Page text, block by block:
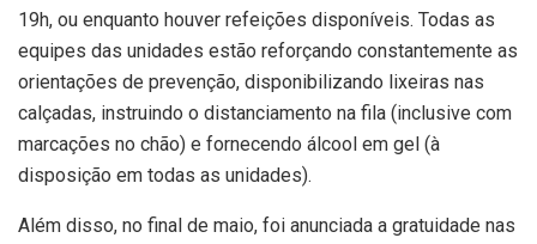
19h, ou enquanto houver refeições disponíveis. Todas as
equipes das unidades estão reforçando constantemente as
orientações de prevenção, disponibilizando lixeiras nas
calçadas, instruindo o distanciamento na fila (inclusive com
marcações no chão) e fornecendo álcool em gel (à
disposição em todas as unidades).
Além disso, no final de maio, foi anunciada a gratuidade nas